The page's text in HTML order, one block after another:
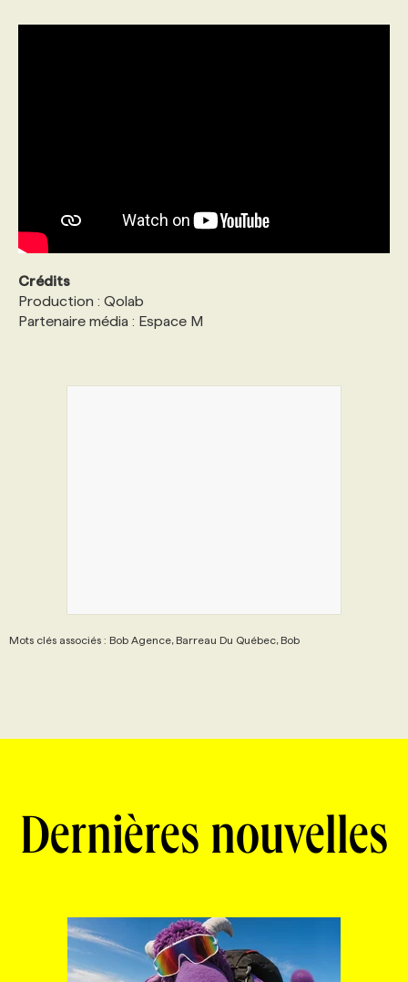
Crédits
Production : Qolab
Partenaire média : Espace M
Mots clés associés : Bob Agence, Barreau Du Québec, Bob
Dernières nouvelles